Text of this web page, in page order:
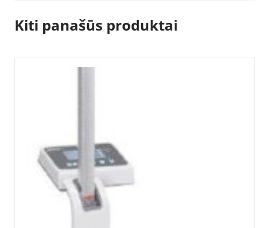
Kiti panašūs produktai